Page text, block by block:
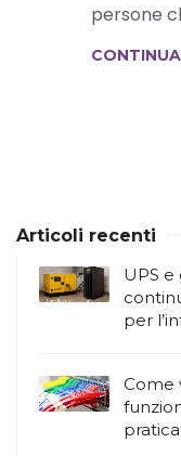
persone
Articoli recenti
UPS
per
Come